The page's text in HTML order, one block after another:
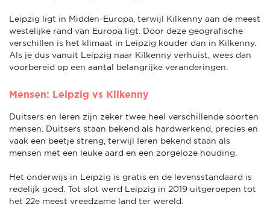
Leipzig ligt in Midden-Europa, terwijl Kilkenny aan de meest
westelijke rand van Europa ligt. Door deze geografische
verschillen is het klimaat in Leipzig kouder dan in Kilkenny.
Als je dus vanuit Leipzig naar Kilkenny verhuist, wees dan
voorbereid op een aantal belangrijke veranderingen.
Mensen: Leipzig vs Kilkenny
Duitsers en Ieren zijn zeker twee heel verschillende soorten
mensen. Duitsers staan bekend als hardwerkend, precies en
vaak een beetje streng, terwijl Ieren bekend staan als
mensen met een leuke aard en een zorgeloze houding.
Het onderwijs in Leipzig is gratis en de levensstandaard is
redelijk goed. Tot slot werd Leipzig in 2019 uitgeroepen tot
het 22e meest vreedzame land ter wereld.